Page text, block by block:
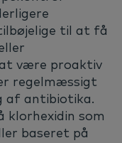
til at få
være proaktiv
regelmæssigt
af antibiotika.
som
baseret på